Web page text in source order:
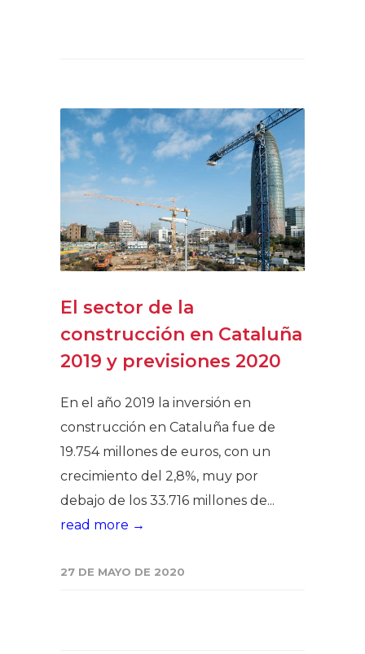
El sector de la
construcción en Cataluña
2019 y previsiones 2020
En el año 2019 la inversión en
construcción en Cataluña fue de
19.754 millones de euros, con un
crecimiento del 2,8%, muy por
debajo de los 33.716 millones de...
read more →
27 DE MAYO DE 2020